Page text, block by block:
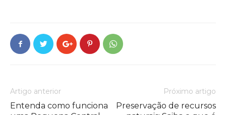
Artigo anterior
Entenda como funciona
Próximo artigo
Preservação de recursos